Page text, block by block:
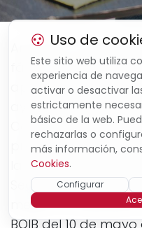
Arrancar un
fácil, y uno de los
aparecen es la
ayudar a que ese
Conselleria
publicado una
la que puedes
Seguridad Social
meses. La
BOIB del 10 de
Uso de
Este sitio web utiliza
experiencia de
activar o desactivar
estrictamente
básico de la web.
rechazarlas o
más información,
Cookies.
Configurar